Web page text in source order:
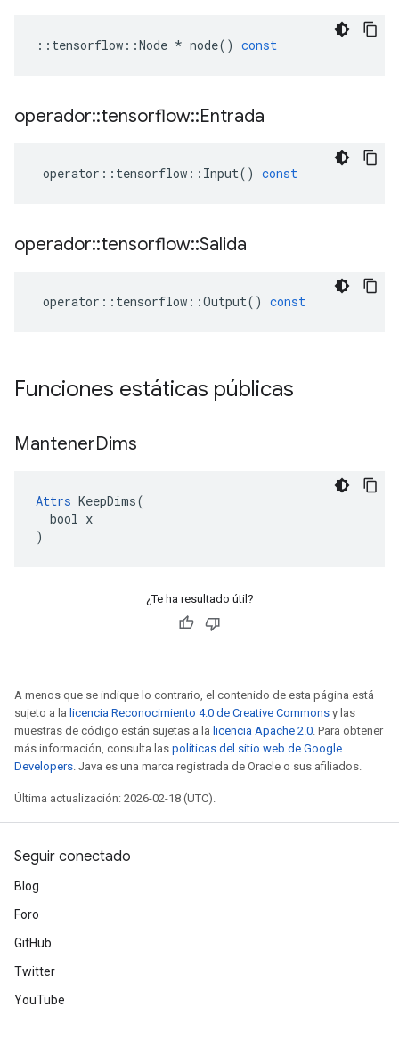
:: tensorflow ::Node * node() const
operador::tensorflow::Entrada
operator :: tensorflow :: Input() const
operador::tensorflow::Salida
operator :: tensorflow ::Output() const
Funciones estáticas públicas
MantenerDims
Attrs KeepDims(
  bool x
)
¿Te ha resultado útil?
A menos que se indique lo contrario, el contenido de esta página está
sujeto a la licencia Reconocimiento 4.0 de Creative Commons y las
muestras de código están sujetas a la licencia Apache 2.0. Para obtener
más información, consulta las políticas del sitio web de Google
Developers. Java es una marca registrada de Oracle o sus afiliados.
Última actualización: 2026-02-18 (UTC).
Seguir conectado
Blog
Foro
GitHub
Twitter
YouTube